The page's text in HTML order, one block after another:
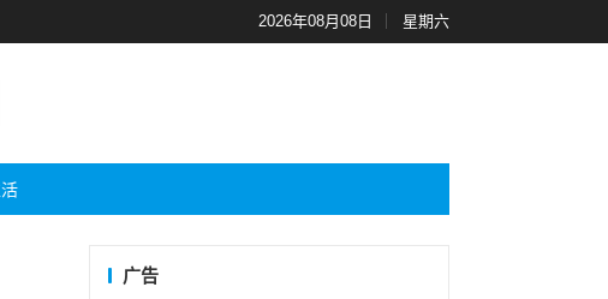
2026年08月08日 星期六
广告